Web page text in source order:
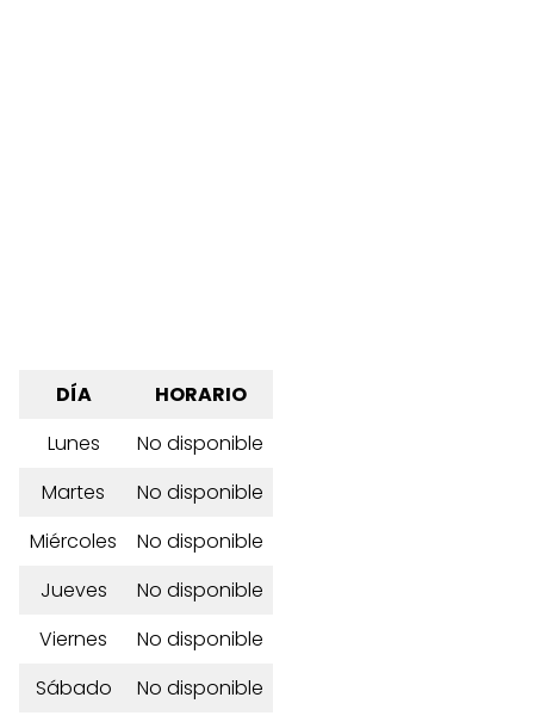
DÍA
HORARIO
Lunes
No disponible
Martes
No disponible
Miércoles
No disponible
Jueves
No disponible
Viernes
No disponible
Sábado
No disponible